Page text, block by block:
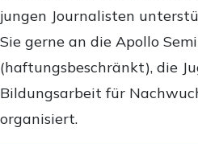
jungen Journalisten
Sie gerne an die Apollo
(haftungsbeschränkt), die
Bildungsarbeit für
organisiert.